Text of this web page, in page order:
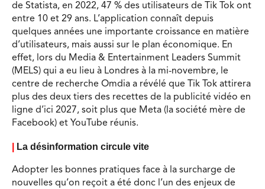
de Statista, en 2022, 47 % des utilisateurs de Tik Tok ont
entre 10 et 29 ans. L’application connaît depuis
quelques années une importante croissance en matière
d’utilisateurs, mais aussi sur le plan économique. En
effet, lors du Media & Entertainment Leaders Summit
(MELS) qui a eu lieu à Londres à la mi-novembre, le
centre de recherche Omdia a révélé que Tik Tok attirera
plus des deux tiers des recettes de la publicité vidéo en
ligne d’ici 2027, soit plus que Meta (la société mère de
Facebook) et YouTube réunis.
La désinformation circule vite
Adopter les bonnes pratiques face à la surcharge de
nouvelles qu’on reçoit a été donc l’un des enjeux de